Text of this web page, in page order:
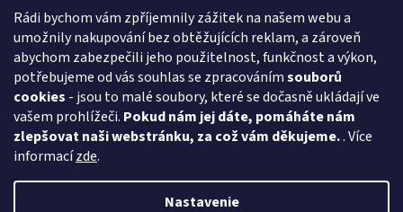
Rádi bychom vám zpříjemnily zážitek na našem webu a
umožnily nakupování bez obtěžujících reklam, a zároveň
abychom zabezpečili jeho použitelnost, funkčnost a výkon,
potřebujeme od vás souhlas se zpracovánímsouborů
cookies - jsou to malé soubory, které se dočasně ukládají ve
vašem prohlížeči. Pokud nám jej dáte, pomáháte nám
zlepšovat naši webstránku, za což vám děkujeme.. Více
informacízde.
Nastavenie
PRIHLÁSIŤ SA
toysforkids.cz Ochrana osobních údajů